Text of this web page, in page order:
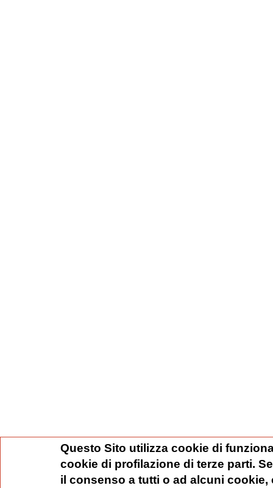
Questo Sito utilizza cookie di
cookie di profilazione di terze parti.
il consenso a tutti o ad alcuni